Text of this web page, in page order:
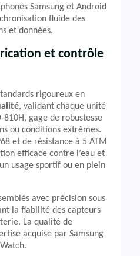
Samsung et Android
fluide des
et données.
et contrôle
rigoureux en
, validant chaque unité
gage de robustesse
ou conditions extrêmes.
et de résistance à 5 ATM
efficace contre l’eau et
usage sportif ou en plein
avec précision sous
la fiabilité des capteurs
La qualité de
acquise par Samsung